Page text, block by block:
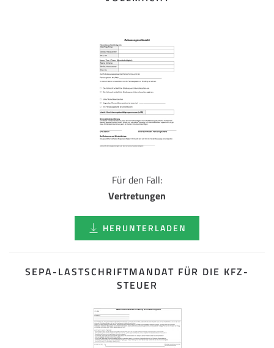
Für den Fall:
Vertretungen
HERUNTERLADEN
SEPA-LASTSCHRIFT­MANDAT FÜR DIE KFZ-
STEUER